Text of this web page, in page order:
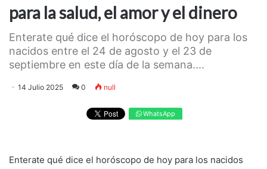
para la salud, el amor y el dinero
Enterate qué dice el horóscopo de hoy para los
nacidos entre el 24 de agosto y el 23 de
septiembre en este día de la semana....
14 Julio 2025 0 null
WhatsApp
Enterate qué dice el horóscopo de hoy para los nacidos